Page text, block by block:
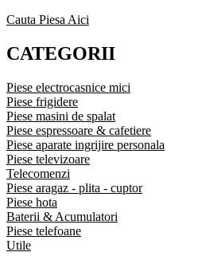
Cauta Piesa Aici
CATEGORII
Piese electrocasnice mici
Piese frigidere
Piese masini de spalat
Piese espressoare & cafetiere
Piese aparate ingrijire personala
Piese televizoare
Telecomenzi
Piese aragaz - plita - cuptor
Piese hota
Baterii & Acumulatori
Piese telefoane
Utile